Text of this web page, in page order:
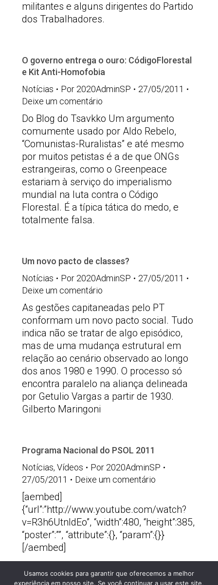
militantes e alguns dirigentes do Partido
dos Trabalhadores.
O governo entrega o ouro: CódigoFlorestal
e Kit Anti-Homofobia
Notícias
Por 2020AdminSP
27/05/2011
Deixe um comentário
Do Blog do Tsavkko Um argumento
comumente usado por Aldo Rebelo,
“Comunistas-Ruralistas” e até mesmo
por muitos petistas é a de que ONGs
estrangeiras, como o Greenpeace
estariam à serviço do imperialismo
mundial na luta contra o Código
Florestal. É a típica tática do medo, e
totalmente falsa.
Um novo pacto de classes?
Notícias
Por 2020AdminSP
27/05/2011
Deixe um comentário
As gestões capitaneadas pelo PT
conformam um novo pacto social. Tudo
indica não se tratar de algo episódico,
mas de uma mudança estrutural em
relação ao cenário observado ao longo
dos anos 1980 e 1990. O processo só
encontra paralelo na aliança delineada
por Getulio Vargas a partir de 1930.
Gilberto Maringoni
Programa Nacional do PSOL 2011
Notícias, Vídeos Por 2020AdminSP
27/05/2011
Deixe um comentário
[aembed]
{“url”:”http://www.youtube.com/watch?
v=R3h6UtnldEo”, “width”:480, “height”:385,
“poster”:””, “attribute”:{}, “param”:{}}
[/aembed]
PSOLSP 2020 © - Direitos liberados desde que
Usamos cookies para garantir que oferecemos a melhor
experiência em nosso site. Se você continuar a usar este site,